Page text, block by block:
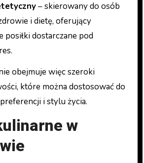
– skierowany do osób
i dietę, oferujący
posiłki dostarczane pod
obejmuje więc szeroki
które można dostosować do
i stylu życia.
w